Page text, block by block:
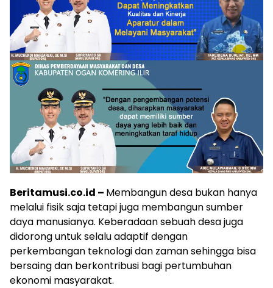
Beritamusi.co.id – Membangun desa bukan hanya
melalui fisik saja tetapi juga membangun sumber
daya manusianya. Keberadaan sebuah desa juga
didorong untuk selalu adaptif dengan
perkembangan teknologi dan zaman sehingga bisa
bersaing dan berkontribusi bagi pertumbuhan
ekonomi masyarakat.